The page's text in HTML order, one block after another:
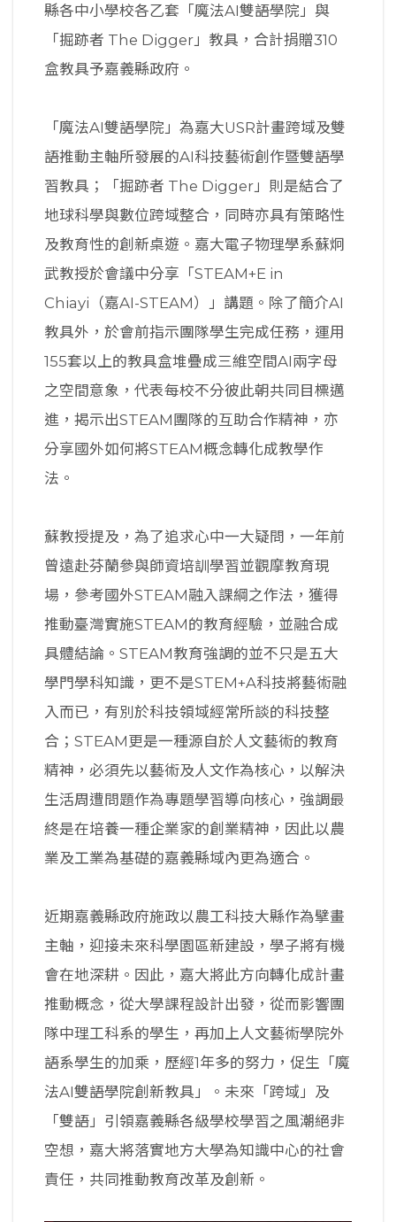
縣各中小學校各乙套「魔法AI雙語學院」與
「掘跡者 The Digger」教具，合計捐贈310
盒教具予嘉義縣政府。
「魔法AI雙語學院」為嘉大USR計畫跨域及雙
語推動主軸所發展的AI科技藝術創作暨雙語學
習教具；「掘跡者 The Digger」則是結合了
地球科學與數位跨域整合，同時亦具有策略性
及教育性的創新桌遊。嘉大電子物理學系蘇炯
武教授於會議中分享「STEAM+E in
Chiayi（嘉AI-STEAM）」講題。除了簡介AI
教具外，於會前指示團隊學生完成任務，運用
155套以上的教具盒堆疊成三維空間AI兩字母
之空間意象，代表每校不分彼此朝共同目標邁
進，揭示出STEAM團隊的互助合作精神，亦
分享國外如何將STEAM概念轉化成教學作
法。
蘇教授提及，為了追求心中一大疑問，一年前
曾遠赴芬蘭參與師資培訓學習並觀摩教育現
場，參考國外STEAM融入課綱之作法，獲得
推動臺灣實施STEAM的教育經驗，並融合成
具體結論。STEAM教育強調的並不只是五大
學門學科知識，更不是STEM+A科技將藝術融
入而已，有別於科技領域經常所談的科技整
合；STEAM更是一種源自於人文藝術的教育
精神，必須先以藝術及人文作為核心，以解決
生活周遭問題作為專題學習導向核心，強調最
終是在培養一種企業家的創業精神，因此以農
業及工業為基礎的嘉義縣域內更為適合。
近期嘉義縣政府施政以農工科技大縣作為擘畫
主軸，迎接未來科學園區新建設，學子將有機
會在地深耕。因此，嘉大將此方向轉化成計畫
推動概念，從大學課程設計出發，從而影響團
隊中理工科系的學生，再加上人文藝術學院外
語系學生的加乘，歷經1年多的努力，促生「魔
法AI雙語學院創新教具」。未來「跨域」及
「雙語」引領嘉義縣各級學校學習之風潮絕非
空想，嘉大將落實地方大學為知識中心的社會
責任，共同推動教育改革及創新。